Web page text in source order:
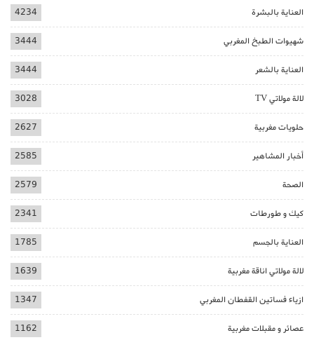
العناية بالبشرة 4234
شهيوات الطبخ المغربي 3444
العناية بالشعر 3444
لالة مولاتي TV 3028
حلويات مغربية 2627
أخبار المشاهير 2585
الصحة 2579
كيك و طورطات 2341
العناية بالجسم 1785
لالة مولاتي اناقة مغربية 1639
ازياء فساتين القفطان المغربي 1347
عصائر و مقبلات مغربية 1162